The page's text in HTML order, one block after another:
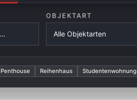
OBJEKTART
Penthouse Reihenhaus Studentenwohnung